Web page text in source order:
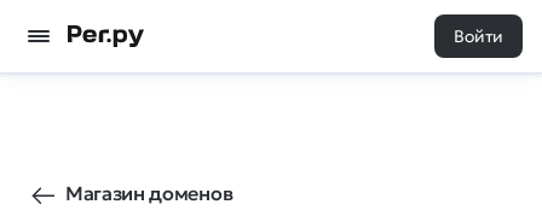
Войти
Магазин доменов
61 0